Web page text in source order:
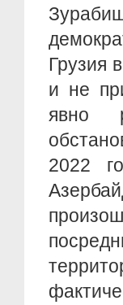
Грузия
и не
явно
2022